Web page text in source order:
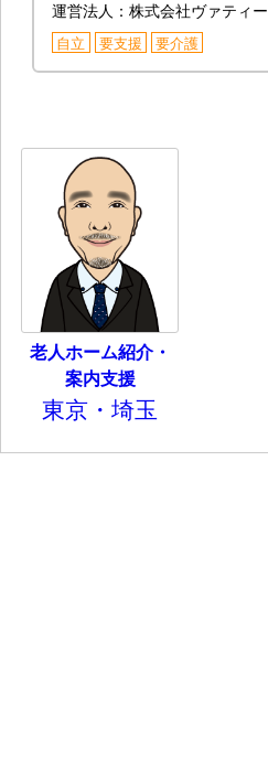
運営法人：株式会社ヴァティー
自立 要支援 要介護
老人ホーム紹介・
案内支援
東京・埼玉